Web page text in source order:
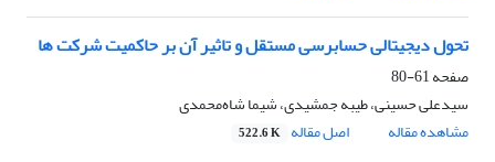
تحول دیجیتالی حسابرسی مستقل و تاثیر آن بر حاکمیت شرکتها
صفحه61-80
سیدعلی حسینی، طیبه جمشیدی، شیما شاه‌محمدی
مشاهده مقاله
اصل مقاله 522.6 K